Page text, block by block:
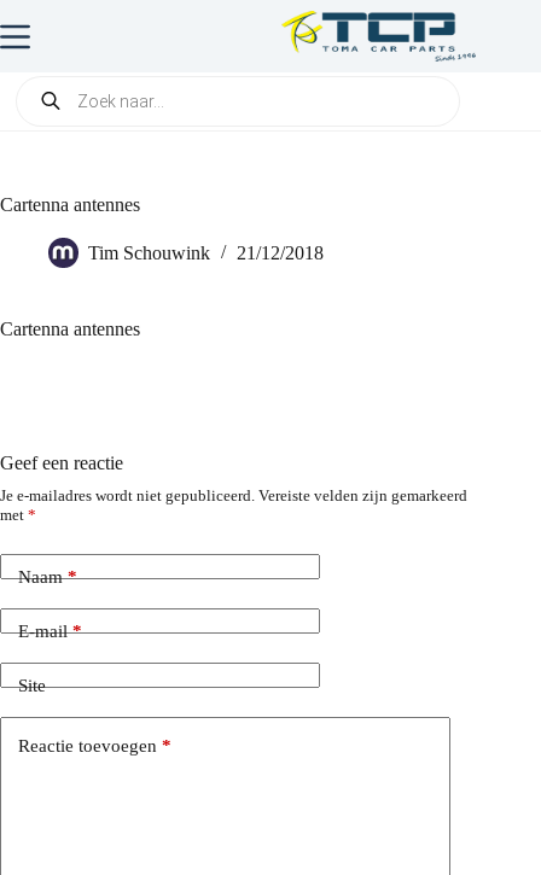
Cartenna antennes
Tim Schouwink 21/12/2018
Cartenna antennes
Geef een reactie
Je e-mailadres wordt niet gepubliceerd. Vereiste velden zijn gemarkeerd
met *
Naam*
E-mail*
Site
Reactie toevoegen *